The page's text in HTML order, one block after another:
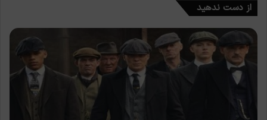
از دست ندهید